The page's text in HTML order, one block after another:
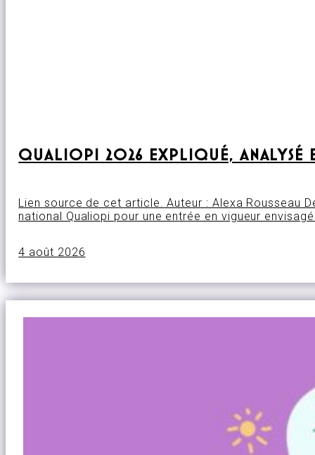
QUALIOPI 2026 EXPLIQUÉ, ANALYSÉ
Lien source de cet article. Auteur : Alexa Rousseau
national Qualiopi pour une entrée en vigueur
4 août 2026